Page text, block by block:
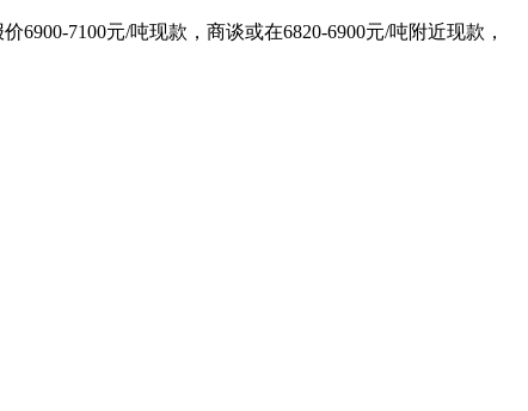
7100元/吨现款，商谈或在6820-6900元/吨附近现款，